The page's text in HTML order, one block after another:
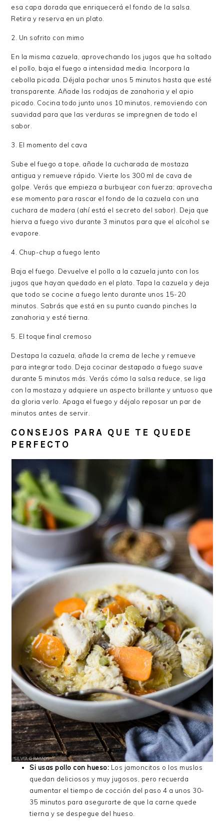
esa capa dorada que enriquecerá el fondo de la salsa.
Retira y reserva en un plato.
2. Un sofrito con mimo
En la misma cazuela, aprovechando los jugos que ha soltado
el pollo, baja el fuego a intensidad media. Incorpora la
cebolla picada. Déjala pochar unos 5 minutos hasta que esté
transparente. Añade las rodajas de zanahoria y el apio
picado. Cocina todo junto unos 10 minutos, removiendo con
suavidad para que las verduras se impregnen de todo el
sabor.
3. El momento del cava
Sube el fuego a tope, añade la cucharada de mostaza
antigua y remueve rápido. Vierte los 300 ml de cava de
golpe. Verás que empieza a burbujear con fuerza; aprovecha
ese momento para rascar el fondo de la cazuela con una
cuchara de madera (ahí está el secreto del sabor). Deja que
hierva a fuego vivo durante 3 minutos para que el alcohol se
evapore.
4. Chup-chup a fuego lento
Baja el fuego. Devuelve el pollo a la cazuela junto con los
jugos que hayan quedado en el plato. Tapa la cazuela y deja
que todo se cocine a fuego lento durante unos 15-20
minutos. Sabrás que está en su punto cuando pinches la
zanahoria y esté tierna.
5. El toque final cremoso
Destapa la cazuela, añade la crema de leche y remueve
para integrar todo. Deja cocinar destapado a fuego suave
durante 5 minutos más. Verás cómo la salsa reduce, se liga
con la mostaza y adquiere un aspecto brillante y untuoso que
da gloria verlo. Apaga el fuego y déjalo reposar un par de
minutos antes de servir.
CONSEJOS PARA QUE TE QUEDE
PERFECTO
Si usas pollo con hueso: Los jamoncitos o los muslos
quedan deliciosos y muy jugosos, pero recuerda
aumentar el tiempo de cocción del paso 4 a unos 30-
35 minutos para asegurarte de que la carne quede
tierna y se despegue del hueso.